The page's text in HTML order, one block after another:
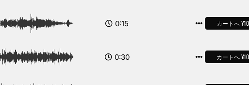
0:15 カートへ
0:30 カートへ